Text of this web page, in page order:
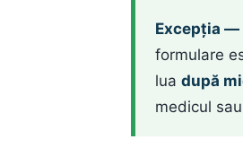
Excepția —
formulare
lua după
medicul